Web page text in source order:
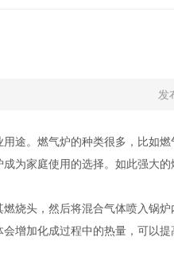
发
途。燃气炉的种类很多，比如
为家庭使用的选择。如此强大的
烧头，然后将混合气体喷入锅
增加化成过程中的热量，可以